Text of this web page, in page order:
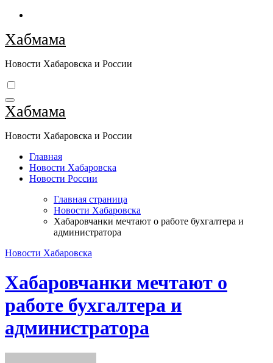
Перейти
содержимому
Хабмама
Новости Хабаровска и России
Хабмама
Новости Хабаровска и России
Главная
Новости Хабаровска
Новости России
Главная страница
Новости Хабаровска
Хабаровчанки мечтают о работе бухгалтера и
администратора
Новости Хабаровска
Хабаровчанки мечтают о
работе бухгалтера и
администратора